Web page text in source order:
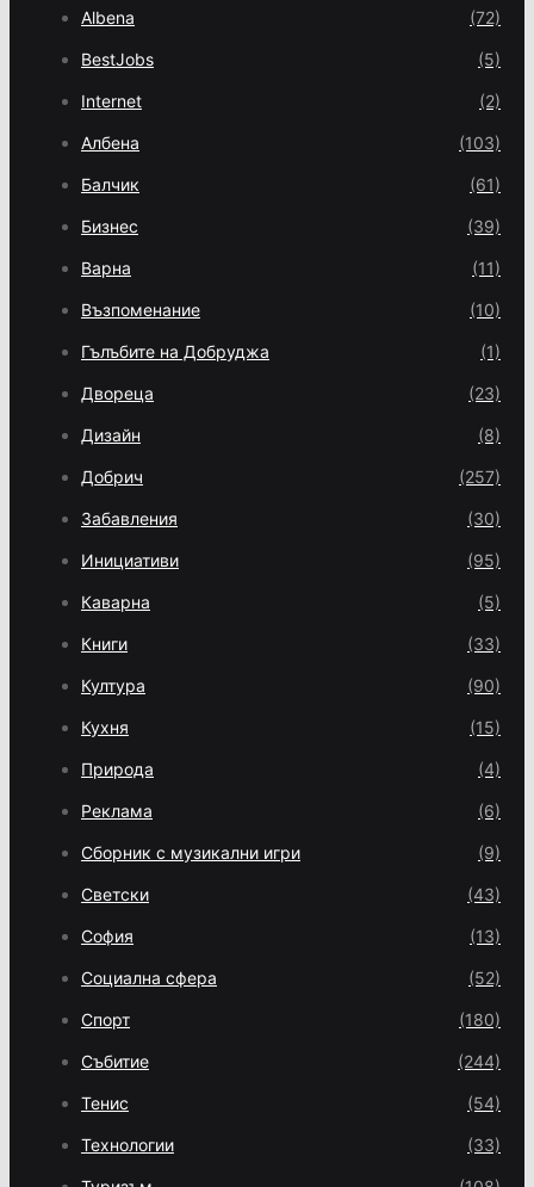
Albena (72)
BestJobs (5)
Internet (2)
Албена (103)
Балчик (61)
Бизнес (39)
Варна (11)
Възпоменание (10)
Гълъбите на Добруджа (1)
Двореца (23)
Дизайн (8)
Добрич (257)
Забавления (30)
Инициативи (95)
Каварна (5)
Книги (33)
Култура (90)
Кухня (15)
Природа (4)
Реклама (6)
Сборник с музикални игри (9)
Светски (43)
София (13)
Социална сфера (52)
Спорт (180)
Събитие (244)
Тенис (54)
Технологии (33)